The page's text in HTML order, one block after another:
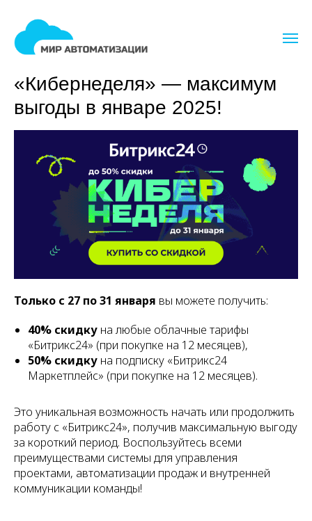
Акция Битрикс24
«Кибернеделя» — максимум
выгоды в январе 2025!
Только с 27 по 31 января вы можете получить:
40% скидку на любые облачные тарифы
«Битрикс24» (при покупке на 12 месяцев),
50% скидку на подписку «Битрикс24
Маркетплейс» (при покупке на 12 месяцев).
Это уникальная возможность начать или продолжить
работу с «Битрикс24», получив максимальную выгоду
за короткий период. Воспользуйтесь всеми
преимуществами системы для управления
проектами, автоматизации продаж и внутренней
коммуникации команды!